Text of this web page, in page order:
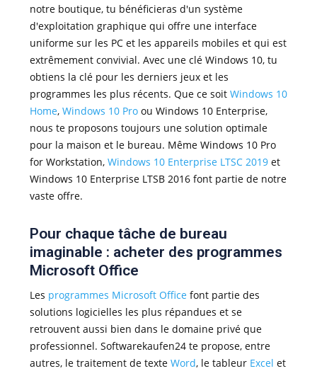
notre boutique, tu bénéficieras d'un système
d'exploitation graphique qui offre une interface
uniforme sur les PC et les appareils mobiles et qui est
extrêmement convivial. Avec une clé Windows 10, tu
obtiens la clé pour les derniers jeux et les
programmes les plus récents. Que ce soit Windows 10
Home, Windows 10 Proou Windows 10 Enterprise,
nous te proposons toujours une solution optimale
pour la maison et le bureau. Même Windows 10 Pro
for Workstation, Windows 10 Enterprise LTSC 2019et
Windows 10 Enterprise LTSB 2016 font partie de notre
vaste offre.
Pour chaque tâche de bureau
imaginable : acheter des programmes
Microsoft Office
Les programmes Microsoft Officefont partie des
solutions logicielles les plus répandues et se
retrouvent aussi bien dans le domaine privé que
professionnel. Softwarekaufen24 te propose, entre
autres, le traitement de texte Word, le tableur Excel et